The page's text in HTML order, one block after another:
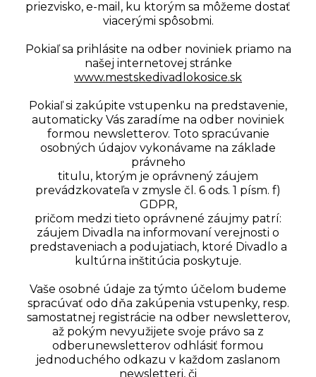
priezvisko, e-mail, ku ktorým sa môžeme dostať
viacerými spôsobmi.
Pokiaľ sa prihlásite na odber noviniek priamo na
našej internetovej stránke
www.mestskedivadlokosice.sk
Pokiaľ si zakúpite vstupenku na predstavenie,
automaticky Vás zaradíme na odber noviniek
formou newsletterov. Toto spracúvanie
osobných údajov vykonávame na základe
právneho
titulu, ktorým je oprávnený záujem
prevádzkovateľa v zmysle čl. 6 ods. 1 písm. f)
GDPR,
pričom medzi tieto oprávnené záujmy patrí:
záujem Divadla na informovaní verejnosti o
predstaveniach a podujatiach, ktoré Divadlo a
kultúrna inštitúcia poskytuje.
Vaše osobné údaje za týmto účelom budeme
spracúvať odo dňa zakúpenia vstupenky, resp.
samostatnej registrácie na odber newsletterov,
až pokým nevyužijete svoje právo sa z
odberunewsletterov odhlásiť formou
jednoduchého odkazu v každom zaslanom
newsletteri, či